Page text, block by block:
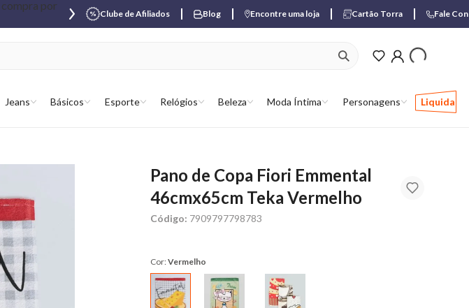
Clube de Afiliados Blog Encontre uma loja Cartão Torra Fale
Jeans Básicos Esporte Relógios Beleza Moda Íntima Personagens Liquida
ver produtos
Pano de Copa Fiori Emmental
46cmx65cm Teka Vermelho
Código: 7909797798783
Cor:Vermelho